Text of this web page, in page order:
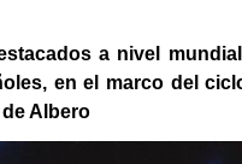
a nivel
en el marco del
Albero